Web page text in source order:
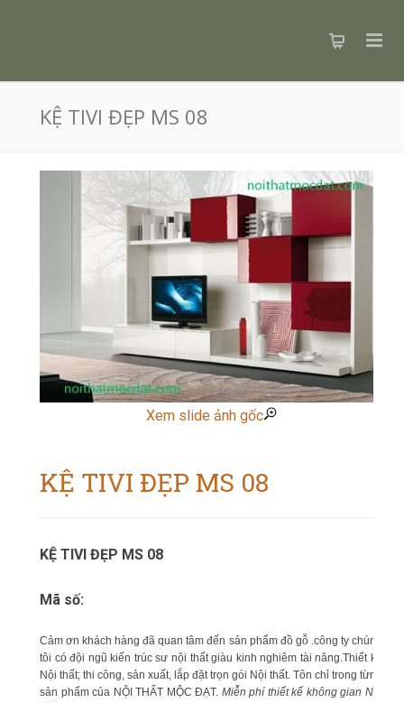
KỆ TIVI ĐẸP MS 08
Xem slide ảnh gốc
KỆ TIVI ĐẸP MS 08
KỆ TIVI ĐẸP MS 08
Mã số:
Cảm ơn khách hàng đã quan tâm đến sản phẩm đồ gỗ .công ty chúng
tôi có đội ngũ kiến trúc sư nội thất giàu kinh nghiêm tài năng.Thiết kế
Nội thất; thi công, sản xuất, lắp đặt trọn gói Nội thất. Tôn chỉ trong từng
sản phẩm của NỘI THẤT MỘC ĐẠT. Miễn phí thiết kế không gian Nội